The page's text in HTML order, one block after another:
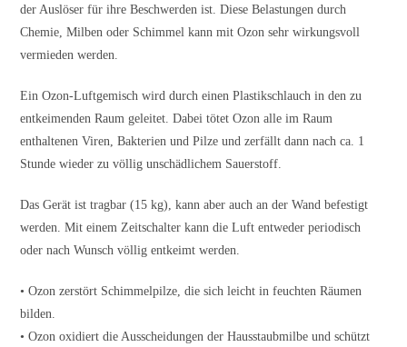
der Auslöser für ihre Beschwerden ist. Diese Belastungen durch
Chemie, Milben oder Schimmel kann mit Ozon sehr wirkungsvoll
vermieden werden.
Ein Ozon-Luftgemisch wird durch einen Plastikschlauch in den zu
entkeimenden Raum geleitet. Dabei tötet Ozon alle im Raum
enthaltenen Viren, Bakterien und Pilze und zerfällt dann nach ca. 1
Stunde wieder zu völlig unschädlichem Sauerstoff.
Das Gerät ist tragbar (15 kg), kann aber auch an der Wand befestigt
werden. Mit einem Zeitschalter kann die Luft entweder periodisch
oder nach Wunsch völlig entkeimt werden.
• Ozon zerstört Schimmelpilze, die sich leicht in feuchten Räumen
bilden.
• Ozon oxidiert die Ausscheidungen der Hausstaubmilbe und schützt